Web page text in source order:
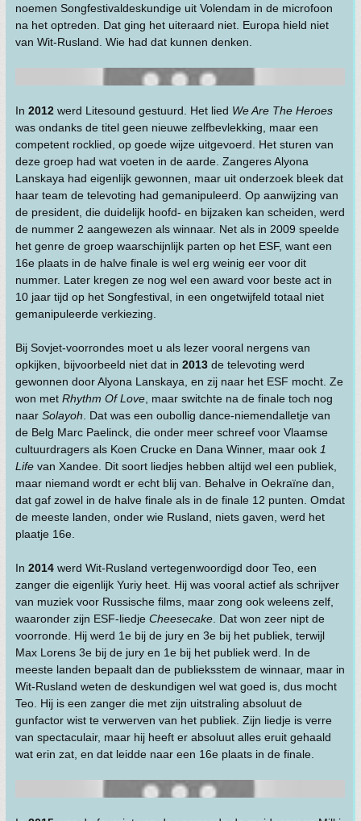
noemen Songfestivaldeskundige uit Volendam in de microfoon
na het optreden. Dat ging het uiteraard niet. Europa hield niet
van Wit-Rusland. Wie had dat kunnen denken.
In 2012 werd Litesound gestuurd. Het lied We Are The Heroes
was ondanks de titel geen nieuwe zelfbevlekking, maar een
competent rocklied, op goede wijze uitgevoerd. Het sturen van
deze groep had wat voeten in de aarde. Zangeres Alyona
Lanskaya had eigenlijk gewonnen, maar uit onderzoek bleek dat
haar team de televoting had gemanipuleerd. Op aanwijzing van
de president, die duidelijk hoofd- en bijzaken kan scheiden, werd
de nummer 2 aangewezen als winnaar. Net als in 2009 speelde
het genre de groep waarschijnlijk parten op het ESF, want een
16e plaats in de halve finale is wel erg weinig eer voor dit
nummer. Later kregen ze nog wel een award voor beste act in
10 jaar tijd op het Songfestival, in een ongetwijfeld totaal niet
gemanipuleerde verkiezing.
Bij Sovjet-voorrondes moet u als lezer vooral nergens van
opkijken, bijvoorbeeld niet dat in 2013 de televoting werd
gewonnen door Alyona Lanskaya, en zij naar het ESF mocht. Ze
won met Rhythm Of Love , maar switchte na de finale toch nog
naar Solayoh . Dat was een oubollig dance-niemendalletje van
de Belg Marc Paelinck, die onder meer schreef voor Vlaamse
cultuurdragers als Koen Crucke en Dana Winner, maar ook 1
Life van Xandee. Dit soort liedjes hebben altijd wel een publiek,
maar niemand wordt er echt blij van. Behalve in Oekraïne dan,
dat gaf zowel in de halve finale als in de finale 12 punten. Omdat
de meeste landen, onder wie Rusland, niets gaven, werd het
plaatje 16e.
In 2014 werd Wit-Rusland vertegenwoordigd door Teo, een
zanger die eigenlijk Yuriy heet. Hij was vooral actief als schrijver
van muziek voor Russische films, maar zong ook weleens zelf,
waaronder zijn ESF-liedje Cheesecake . Dat won zeer nipt de
voorronde. Hij werd 1e bij de jury en 3e bij het publiek, terwijl
Max Lorens 3e bij de jury en 1e bij het publiek werd. In de
meeste landen bepaalt dan de publieksstem de winnaar, maar in
Wit-Rusland weten de deskundigen wel wat goed is, dus mocht
Teo. Hij is een zanger die met zijn uitstraling absoluut de
gunfactor wist te verwerven van het publiek. Zijn liedje is verre
van spectaculair, maar hij heeft er absoluut alles eruit gehaald
wat erin zat, en dat leidde naar een 16e plaats in de finale.